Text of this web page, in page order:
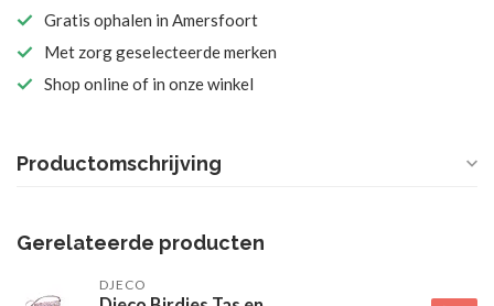
Gratis ophalen in Amersfoort
Met zorg geselecteerde merken
Shop online of in onze winkel
Productomschrijving
Gerelateerde producten
DJECO